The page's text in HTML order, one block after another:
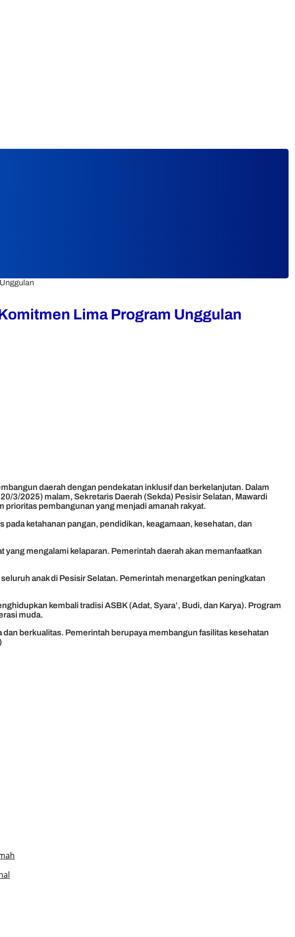
Lima Program Unggulan
daerah dengan pendekatan inklusif dan berkelanjutan. Dalam
3/2025) malam, Sekretaris Daerah (Sekda) Pesisir Selatan, Mawardi
prioritas pembangunan yang menjadi amanah rakyat.
ketahanan pangan, pendidikan, keagamaan, kesehatan, dan
yang mengalami kelaparan. Pemerintah daerah akan memanfaatkan
anak di Pesisir Selatan. Pemerintah menargetkan peningkatan
kembali tradisi ASBK (Adat, Syara’, Budi, dan Karya). Program
muda.
berkualitas. Pemerintah berupaya membangun fasilitas kesehatan